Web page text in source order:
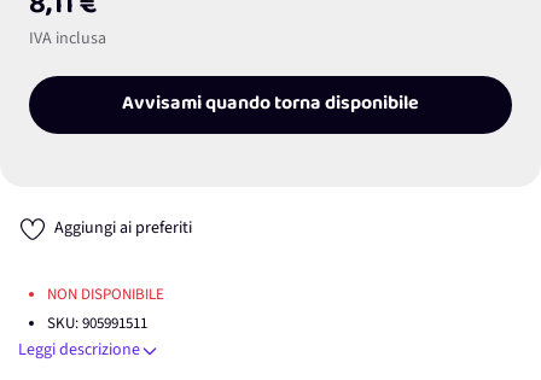
IVA inclusa
Avvisami quando torna disponibile
Aggiungi ai preferiti
NON DISPONIBILE
SKU:905991511
Leggi descrizione